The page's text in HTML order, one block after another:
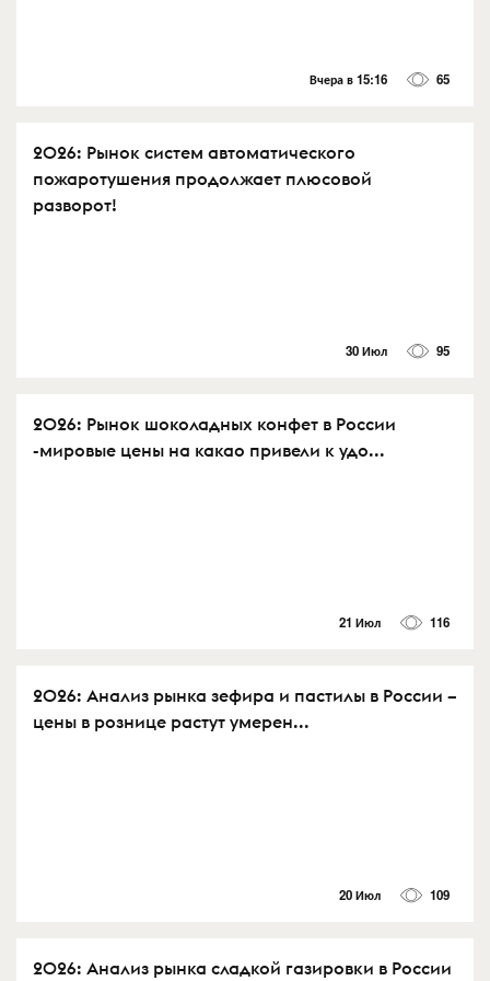
Вчера в 15:16 65
2026: Рынок систем автоматического
пожаротушения продолжает плюсовой
разворот!
30 Июл 95
2026: Рынок шоколадных конфет в России
-мировые цены на какао привели к удо...
21 Июл 116
2026: Анализ рынка зефира и пастилы в России –
цены в рознице растут умерен...
20 Июл 109
2026: Анализ рынка сладкой газировки в России